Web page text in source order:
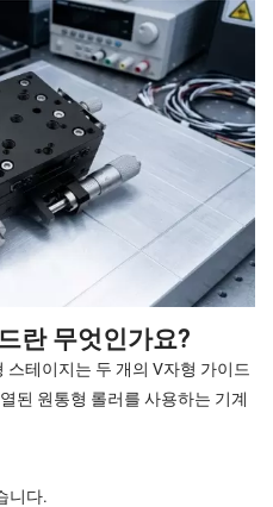
란 무엇인가요?
테이지는 두 개의 V자형 가이드
된 원통형 롤러를 사용하는 기계
니다.